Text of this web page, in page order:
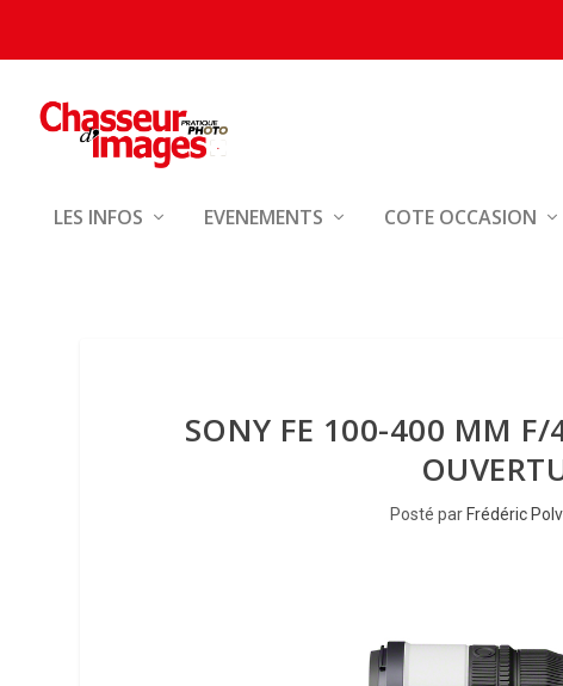
LES INFOS EVENEMENTS COTE OCCASION
SONY FE 100-400 MM
Posté par Frédéric